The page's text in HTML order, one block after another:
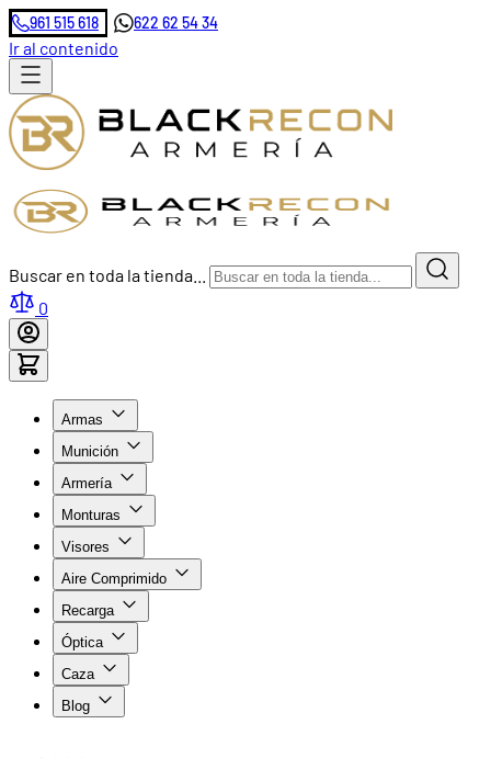
961 515 618 622 62 54 34
Ir al contenido
Buscar en toda la tienda...
0
Armas
Munición
Armería
Monturas
Visores
Aire Comprimido
Recarga
Óptica
Caza
Blog